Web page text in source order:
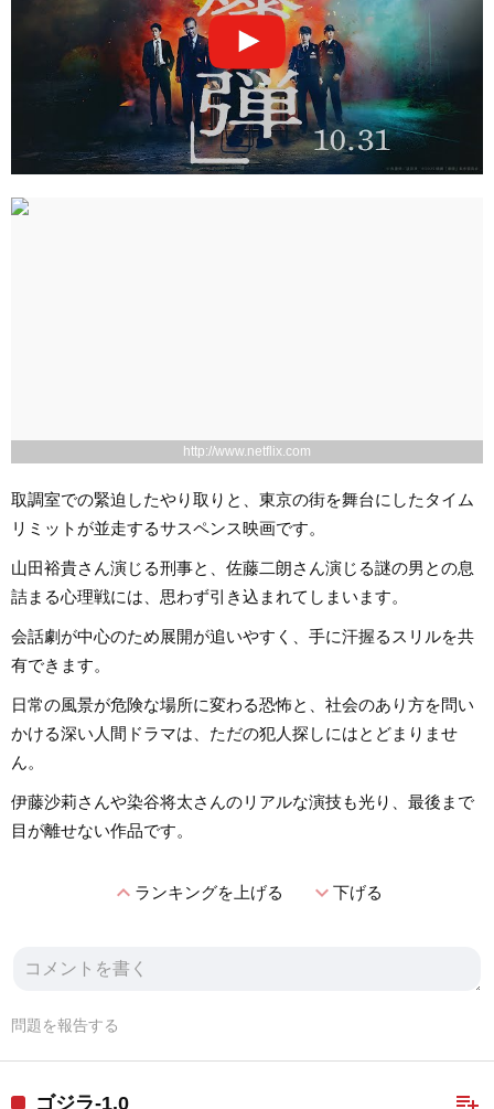
http://www.netflix.com
取調室での緊迫したやり取りと、東京の街を舞台にしたタイム
リミットが並走するサスペンス映画です。
山田裕貴さん演じる刑事と、佐藤二朗さん演じる謎の男との息
詰まる心理戦には、思わず引き込まれてしまいます。
会話劇が中心のため展開が追いやすく、手に汗握るスリルを共
有できます。
日常の風景が危険な場所に変わる恐怖と、社会のあり方を問い
かける深い人間ドラマは、ただの犯人探しにはとどまりませ
ん。
伊藤沙莉さんや染谷将太さんのリアルな演技も光り、最後まで
目が離せない作品です。
expand_lessランキングを上げる expand_more下げる
問題を報告する
playlist_add
ゴジラ-1.0